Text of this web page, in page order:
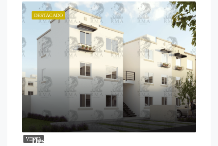
VENTA
DESTACADO
Desde $1,099,000